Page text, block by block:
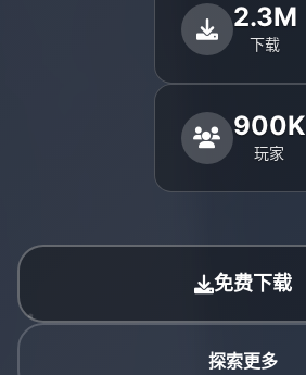
2.3M
下载
900K
玩家
免费下载
探索更多